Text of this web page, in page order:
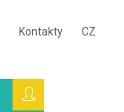
Kontakty CZ